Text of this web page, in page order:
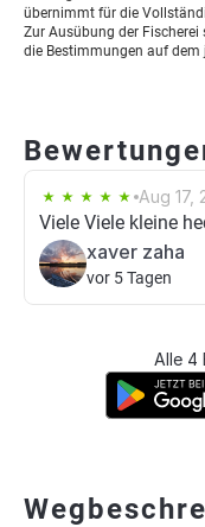
übernimmt für die
Zur Ausübung der
die Bestimmungen auf
Aug 17,
Viele Viele kleine
xaver zaha
vor 5 Tagen
Alle 4